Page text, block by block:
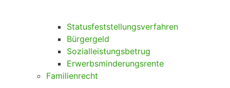
Statusfeststellungsverfahren
Bürgergeld
Sozialleistungsbetrug
Erwerbsminderungsrente
Familienrecht